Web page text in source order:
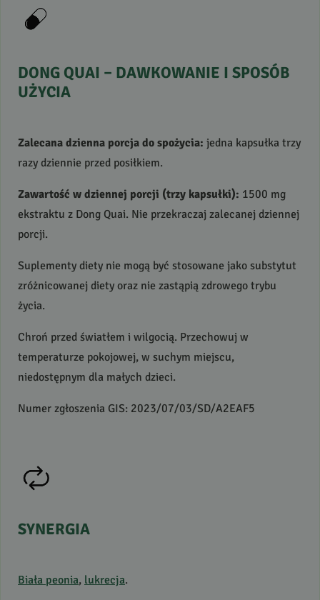
DONG QUAI – DAWKOWANIE I SPOSÓB
UŻYCIA
Zalecana dzienna porcja do spożycia: jedna kapsułka trzy
razy dziennie przed posiłkiem.
Zawartość w dziennej porcji (trzy kapsułki): 1500 mg
ekstraktu z Dong Quai. Nie przekraczaj zalecanej dziennej
porcji.
Suplementy diety nie mogą być stosowane jako substytut
zróżnicowanej diety oraz nie zastąpią zdrowego trybu
życia.
Chroń przed światłem i wilgocią. Przechowuj w
temperaturze pokojowej, w suchym miejscu,
niedostępnym dla małych dzieci.
Numer zgłoszenia GIS: 2023/07/03/SD/A2EAF5
SYNERGIA
Biała peonia, lukrecja.